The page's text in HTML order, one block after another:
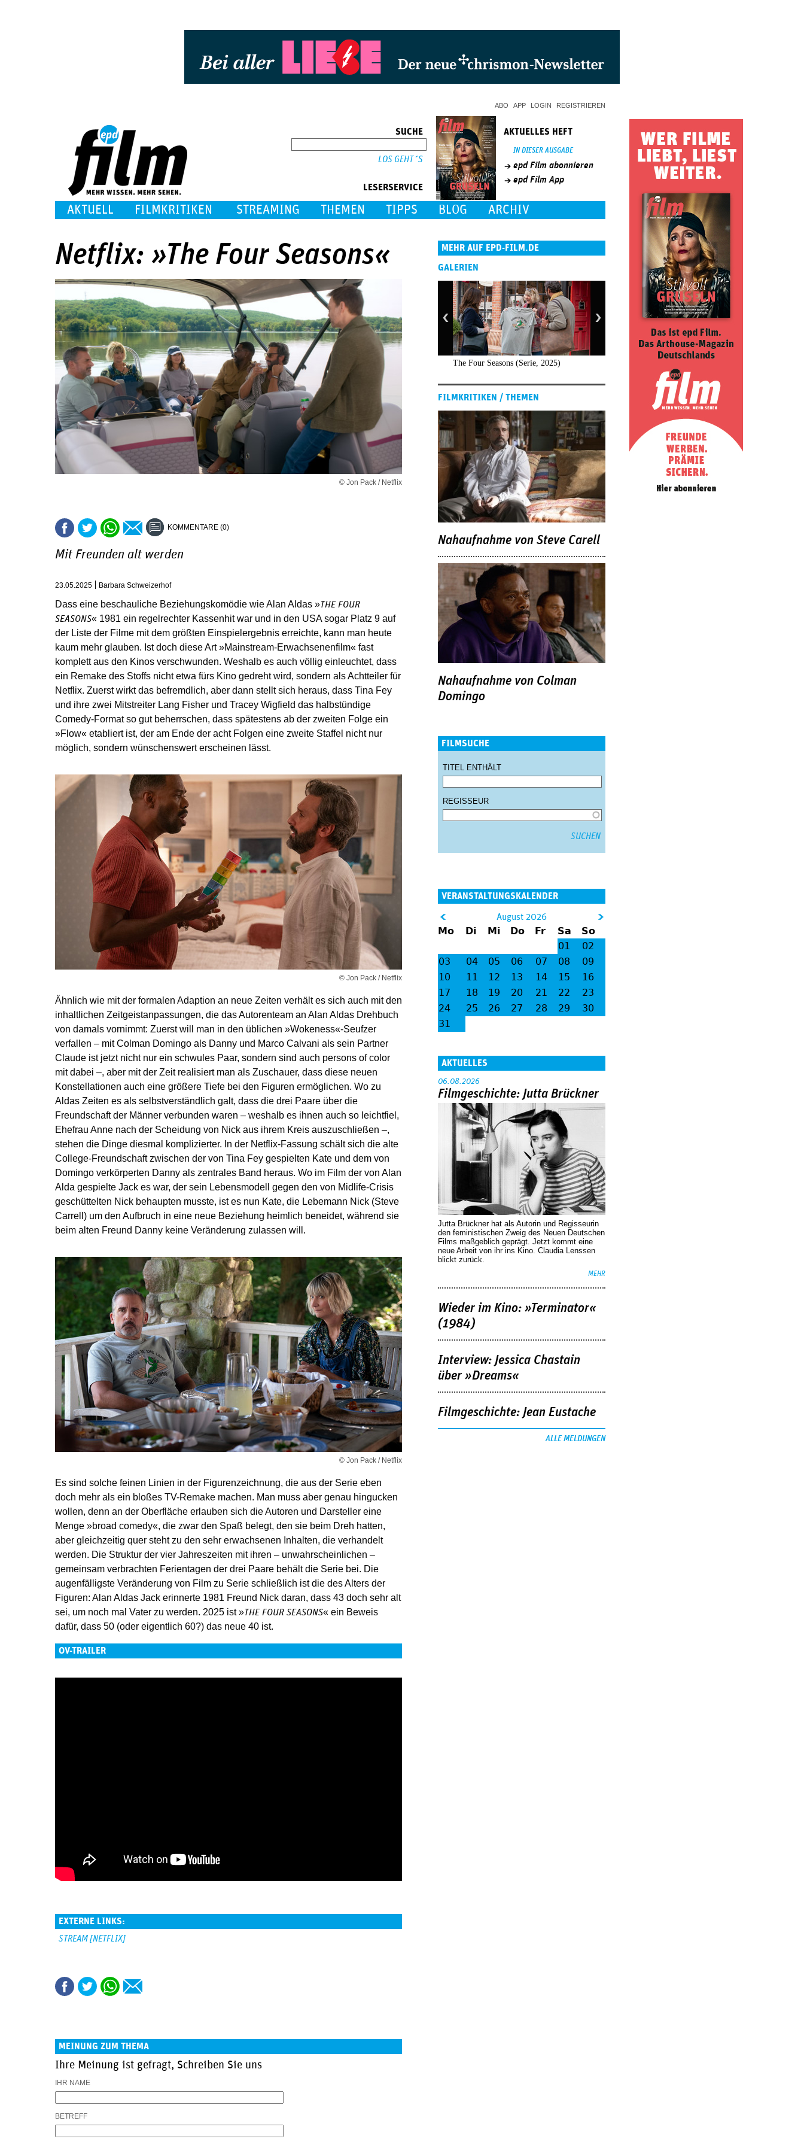
ABO APP LOGIN REGISTRIEREN
SUCHE
LESERSERVICE
AKTUELLES HEFT
IN DIESER AUSGABE
epd Film abonnieren
epd Film App
AKTUELL FILMKRITIKEN STREAMING THEMEN TIPPS BLOG ARCHIV
Netflix: »The Four Seasons«
© Jon Pack / Netflix
KOMMENTARE (0)
Mit Freunden alt werden
23.05.2025 Barbara Schweizerhof
Dass eine beschauliche Beziehungskomödie wie Alan Aldas »THE FOUR
SEASONS« 1981 ein regelrechter Kassenhit war und in den USA sogar Platz 9 auf
der Liste der Filme mit dem größten Einspielergebnis erreichte, kann man heute
kaum mehr glauben. Ist doch diese Art »Mainstream-Erwachsenenfilm« fast
komplett aus den Kinos verschwunden. Weshalb es auch völlig einleuchtet, dass
ein Remake des Stoffs nicht etwa fürs Kino gedreht wird, sondern als Achtteiler für
Netflix. Zuerst wirkt das befremdlich, aber dann stellt sich heraus, dass Tina Fey
und ihre zwei Mitstreiter Lang Fisher und Tracey Wigfield das halbstündige
Comedy-Format so gut beherrschen, dass spätestens ab der zweiten Folge ein
»Flow« etabliert ist, der am Ende der acht Folgen eine zweite Staffel nicht nur
möglich, sondern wünschenswert erscheinen lässt.
© Jon Pack / Netflix
Ähnlich wie mit der formalen Adaption an neue Zeiten verhält es sich auch mit den
inhaltlichen Zeitgeistanpassungen, die das Autorenteam an Alan Aldas Drehbuch
von damals vornimmt: Zuerst will man in den üblichen »Wokeness«-Seufzer
verfallen – mit Colman Domingo als Danny und Marco Calvani als sein Partner
Claude ist jetzt nicht nur ein schwules Paar, sondern sind auch persons of color
mit dabei –, aber mit der Zeit realisiert man als Zuschauer, dass diese neuen
Konstellationen auch eine größere Tiefe bei den Figuren ermöglichen. Wo zu
Aldas Zeiten es als selbstverständlich galt, dass die drei Paare über die
Freundschaft der Männer verbunden waren – weshalb es ihnen auch so leichtfiel,
Ehefrau Anne nach der Scheidung von Nick aus ihrem Kreis auszuschließen –,
stehen die Dinge diesmal komplizierter. In der Netflix-Fassung schält sich die alte
College-Freundschaft zwischen der von Tina Fey gespielten Kate und dem von
Domingo verkörperten Danny als zentrales Band heraus. Wo im Film der von Alan
Alda gespielte Jack es war, der sein Lebensmodell gegen den von Midlife-Crisis
geschüttelten Nick behaupten musste, ist es nun Kate, die Lebemann Nick (Steve
Carrell) um den Aufbruch in eine neue Beziehung heimlich beneidet, während sie
beim alten Freund Danny keine Veränderung zulassen will.
© Jon Pack / Netflix
Es sind solche feinen Linien in der Figurenzeichnung, die aus der Serie eben
doch mehr als ein bloßes TV-Remake machen. Man muss aber genau hingucken
wollen, denn an der Oberfläche erlauben sich die Autoren und Darsteller eine
Menge »broad comedy«, die zwar den Spaß belegt, den sie beim Dreh hatten,
aber gleichzeitig quer steht zu den sehr erwachsenen Inhalten, die verhandelt
werden. Die Struktur der vier Jahreszeiten mit ihren – unwahrscheinlichen –
gemeinsam verbrachten Ferientagen der drei Paare behält die Serie bei. Die
augenfälligste Veränderung von Film zu Serie schließlich ist die des Alters der
Figuren: Alan Aldas Jack erinnerte 1981 Freund Nick daran, dass 43 doch sehr alt
sei, um noch mal Vater zu werden. 2025 ist »THE FOUR SEASONS« ein Beweis
dafür, dass 50 (oder eigentlich 60?) das neue 40 ist.
OV-TRAILER
EXTERNE LINKS:
STREAM [NETFLIX]
MEINUNG ZUM THEMA
Ihre Meinung ist gefragt, Schreiben Sie uns
IHR NAME
BETREFF
MEHR AUF EPD-FILM.DE
GALERIEN
The Four Seasons (Serie, 2025)
FILMKRITIKEN / THEMEN
Nahaufnahme von Steve Carell
Nahaufnahme von Colman
Domingo
FILMSUCHE
TITEL ENTHÄLT
REGISSEUR
VERANSTALTUNGSKALENDER
lt;
August 2026
Mo Di Mi Do Fr Sa
So
01
02
03
04 05 06 07 08
09
10
11 12 13 14 15
16
17
18 19 20 21 22
23
24
25 26 27 28 29
30
31
AKTUELLES
06.08.2026
Filmgeschichte: Jutta Brückner
Jutta Brückner hat als Autorin und Regisseurin
den feministischen Zweig des Neuen Deutschen
Films maßgeblich geprägt. Jetzt kommt eine
neue Arbeit von ihr ins Kino. Claudia Lenssen
blickt zurück.
MEHR
Wieder im Kino: »Terminator«
(1984)
Interview: Jessica Chastain
über »Dreams«
Filmgeschichte: Jean Eustache
ALLE MELDUNGEN